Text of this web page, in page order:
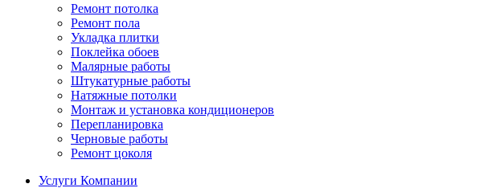
Ремонт потолка
Ремонт пола
Укладка плитки
Поклейка обоев
Малярные работы
Штукатурные работы
Натяжные потолки
Монтаж и установка кондиционеров
Перепланировка
Черновые работы
Ремонт цоколя
Услуги Компании